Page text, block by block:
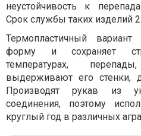
неустойчивость к
Срок службы таких изделий
Термопластичный
форму и сохраняет
температурах,
выдерживают его стенки,
Производят рукав из
соединения, поэтому
круглый год в различных